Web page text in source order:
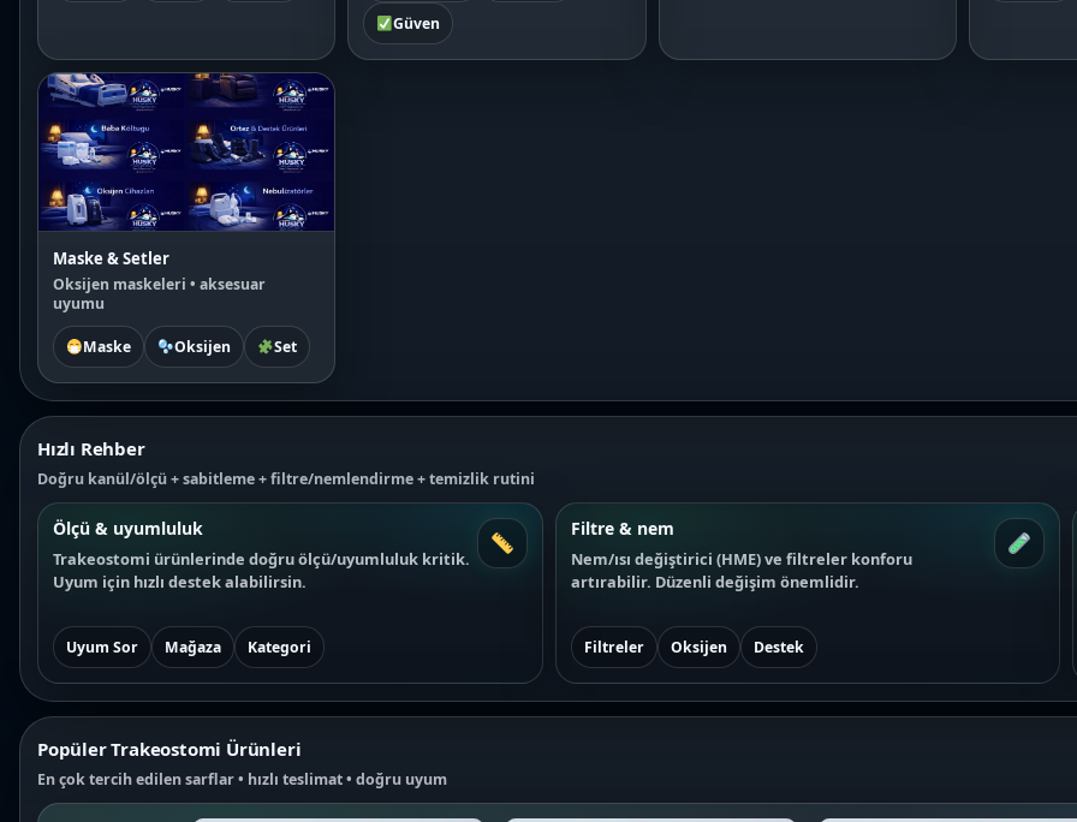
Güven
Maske & Setler
Oksijen maskeleri • aksesuar
uyumu
Maske Oksijen Set
Hızlı Rehber
Doğru kanül/ölçü + sabitleme + filtre/nemlendirme + temizlik rutini
Ölçü & uyumluluk
Trakeostomi ürünlerinde doğru ölçü/uyumluluk kritik.
Uyum için hızlı destek alabilirsin.
Uyum Sor Mağaza Kategori
Filtre & nem
Nem/ısı değiştirici (HME) ve filtreler konforu
artırabilir. Düzenli değişim önemlidir.
Filtreler Oksijen Destek
Popüler Trakeostomi Ürünleri
En çok tercih edilen sarflar • hızlı teslimat • doğru uyum